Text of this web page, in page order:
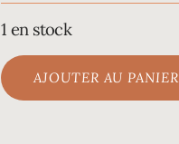
1 en stock
AJOUTER AU PANIER